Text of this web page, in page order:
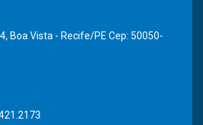
Boa Vista - Recife/PE Cep: 50050-